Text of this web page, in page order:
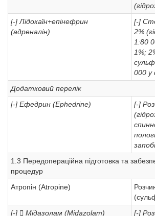
[-] Лідокаїн+епінефрин
(адреналін)
[-]
2%
1:80
1%;
000 у
Додатковий перелік
[-] Ефедрин (Ephedrine)
[-]
1.3 Передопераційна підготовка та
процедур
Атропін (Atropine)
[-]  Мідазолам (Midazolam)
[-]